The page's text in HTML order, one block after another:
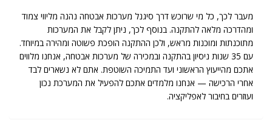
מעבר לכך, כל מי שרוכש דרך סיגנל מערכות אבטחה נהנה מליווי צמוד
ומהדרכה מלאה להתקנה. בנוסף לכך, ניתן לקבל את המערכות
מתוכנתות ומוכנות מראש, ולכן ההתקנה הופכת פשוטה ומהירה במיוחד.
עם 35 שנות ניסיון בהתקנה ובמכירה של מערכות אבטחה, אנחנו מלווים
אתכם מהייעוץ הראשוני ועד התמיכה השוטפת. אתם לא נשארים לבד
אחרי הרכישה — אנחנו מלמדים אתכם להפעיל את המערכת נכון
ועוזרים בחיבור לאפליקציה.